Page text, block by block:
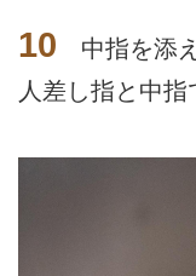
10 中指を添
人差し指と中指